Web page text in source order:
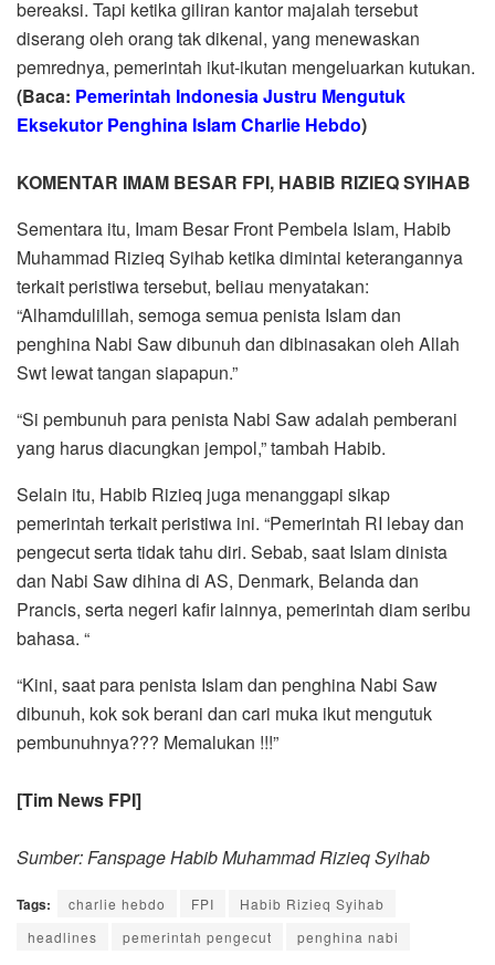
bereaksi. Tapi ketika giliran kantor majalah tersebut
diserang oleh orang tak dikenal, yang menewaskan
pemrednya, pemerintah ikut-ikutan mengeluarkan kutukan.
(Baca: Pemerintah Indonesia Justru Mengutuk
Eksekutor Penghina Islam Charlie Hebdo)
KOMENTAR IMAM BESAR FPI, HABIB RIZIEQ SYIHAB
Sementara itu, Imam Besar Front Pembela Islam, Habib
Muhammad Rizieq Syihab ketika dimintai keterangannya
terkait peristiwa tersebut, beliau menyatakan:
“Alhamdulillah, semoga semua penista Islam dan
penghina Nabi Saw dibunuh dan dibinasakan oleh Allah
Swt lewat tangan siapapun.”
“Si pembunuh para penista Nabi Saw adalah pemberani
yang harus diacungkan jempol,” tambah Habib.
Selain itu, Habib Rizieq juga menanggapi sikap
pemerintah terkait peristiwa ini. “Pemerintah RI lebay dan
pengecut serta tidak tahu diri. Sebab, saat Islam dinista
dan Nabi Saw dihina di AS, Denmark, Belanda dan
Prancis, serta negeri kafir lainnya, pemerintah diam seribu
bahasa. “
“Kini, saat para penista Islam dan penghina Nabi Saw
dibunuh, kok sok berani dan cari muka ikut mengutuk
pembunuhnya??? Memalukan !!!”
[Tim News FPI]
Sumber: Fanspage Habib Muhammad Rizieq Syihab
Tags: charlie hebdo FPI
Habib Rizieq Syihab
headlines
pemerintah pengecut penghina nabi